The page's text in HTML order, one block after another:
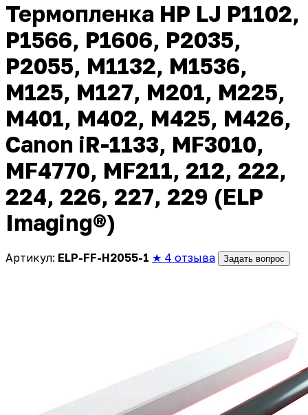
Термопленка HP LJ P1102,
P1566, P1606, P2035,
P2055, M1132, M1536,
M125, M127, M201, M225,
M401, M402, M425, M426,
Canon iR-1133, MF3010,
MF4770, MF211, 212, 222,
224, 226, 227, 229 (ELP
Imaging®)
Артикул: ELP-FF-H2055-1 ★ 4 отзыва Задать вопрос